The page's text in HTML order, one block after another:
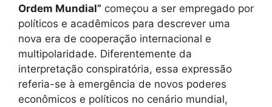
Ordem Mundial” começou a ser empregado por
políticos e acadêmicos para descrever uma
nova era de cooperação internacional e
multipolaridade. Diferentemente da
interpretação conspiratória, essa expressão
referia-se à emergência de novos poderes
econômicos e políticos no cenário mundial,